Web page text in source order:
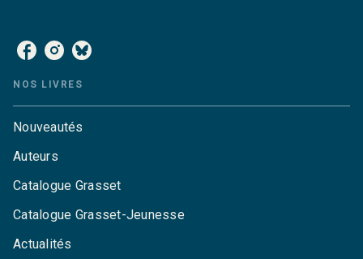
NOS LIVRES
Nouveautés
Auteurs
Catalogue Grasset
Catalogue Grasset-Jeunesse
Actualités